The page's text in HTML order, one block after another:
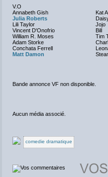
V.O
Annabeth Gish
Kat
Julia Roberts
Lili Taylor
Jojo
Vincent D'Onofrio
Bill
William R. Moses
Tim
Adam Storke
Conchata Ferrell
Matt Damon
Bande annonce VF non disponible.
Aucun média associé.
comedie dramatique